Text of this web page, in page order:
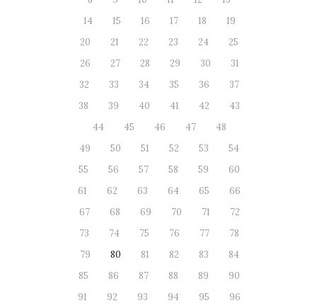
14
15 16 17 18
19
20
21 22 23 24
25
26
27 28 29 30
31
32
33 34 35 36
37
38
39 40 41 42
43
44
45 46 47
48
49
50 51 52 53
54
55
56 57 58 59
60
61
62 63 64 65
66
67
68 69 70 71
72
73
74 75 76 77
78
79
80 81 82 83
84
85
86 87 88 89
90
91
92 93 94 95
96